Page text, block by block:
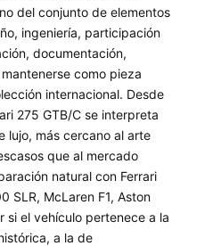
del conjunto de elementos
ingeniería, participación
documentación,
como pieza
internacional. Desde
275 GTB/C se interpreta
lujo, más cercano al arte
que al mercado
natural con Ferrari
SLR, McLaren F1, Aston
si el vehículo pertenece a la
a la de